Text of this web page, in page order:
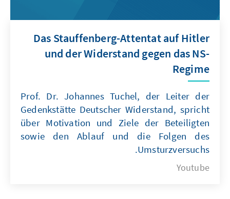
Das Stauffenberg-Attentat auf Hitler
und der Widerstand gegen das NS-
Regime
Prof. Dr. Johannes Tuchel, der Leiter der
Gedenkstätte Deutscher Widerstand, spricht
über Motivation und Ziele der Beteiligten
sowie den Ablauf und die Folgen des
Umsturzversuchs.
Youtube